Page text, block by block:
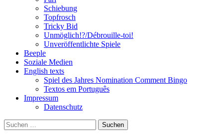
Schiebung
Topfrosch
Tricky Bid
Unmöglich!?/Débrouille-toi!
Unveröffentlichte Spiele
Beeple
Soziale Medien
English texts
Spiel des Jahres Nomination Comment Bingo
Textos em Português
Impressum
Datenschutz
Suchen
nach: